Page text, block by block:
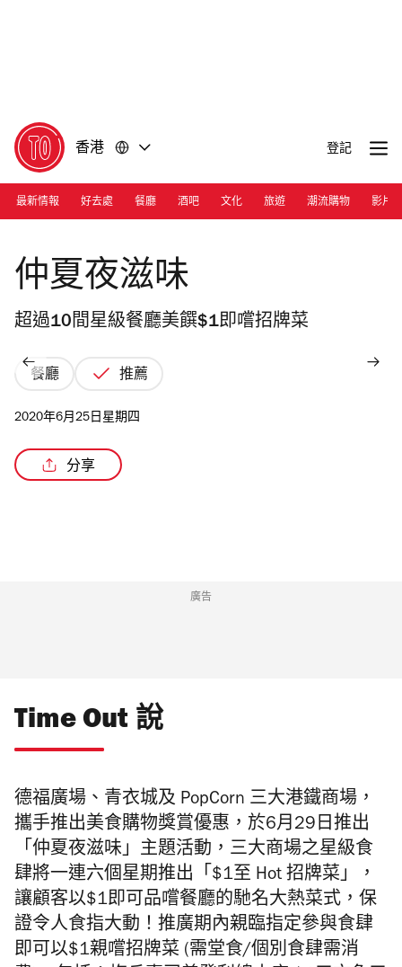
香港 登記
最新情報 好去處 餐廳 酒吧 文化 旅遊 潮流購物 影片
Photograph: Courtesy Paradise Dynasty
仲夏夜滋味
超過10間星級餐廳美饌$1即嚐招牌菜
餐廳 推薦
2020年6月25日星期四
分享
廣告
Time Out 說
德福廣場、青衣城及 PopCorn 三大港鐵商場，
攜手推出美食購物獎賞優惠，於6月29日推出
「仲夏夜滋味」主題活動，三大商場之星級食
肆將一連六個星期推出「$1至 Hot 招牌菜」，
讓顧客以$1即可品嚐餐廳的馳名大熱菜式，保
證令人食指大動！推廣期內親臨指定參與食肆
即可以$1親嚐招牌菜 (需堂食/個別食肆需消